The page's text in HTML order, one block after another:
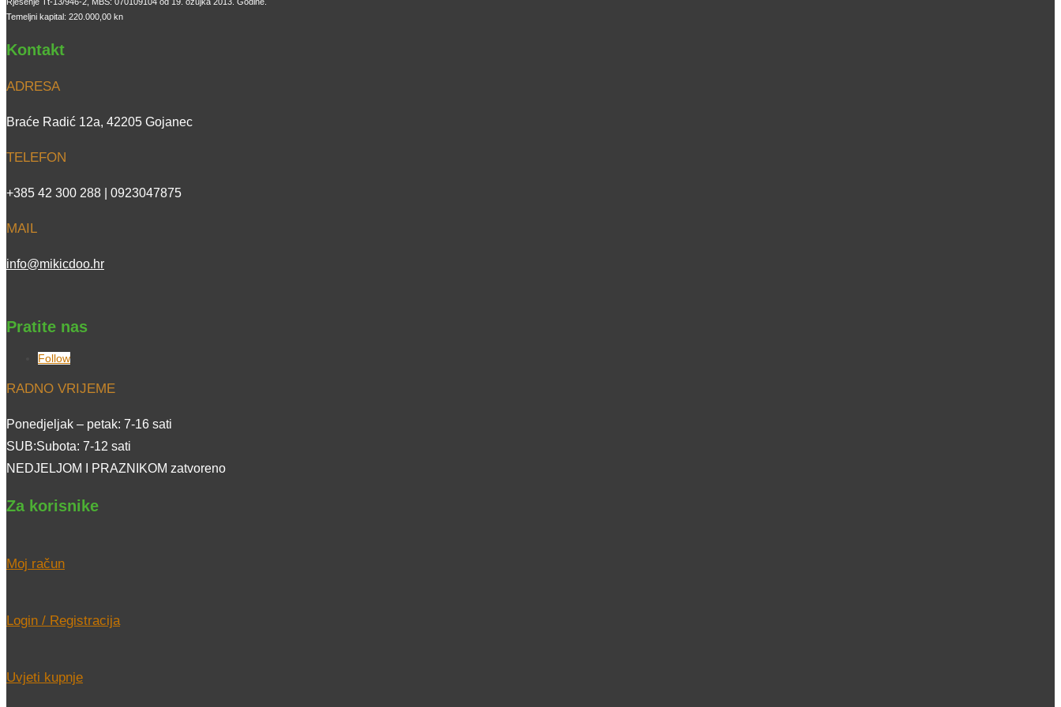
Temeljni kapital: 220.000,00 kn
Kontakt
ADRESA
Braće Radić 12a, 42205 Gojanec
TELEFON
+385 42 300 288 | 0923047875
MAIL
info@mikicdoo.hr
Pratite nas
Follow
RADNO VRIJEME
Ponedjeljak – petak: 7-16 sati
SUB:Subota: 7-12 sati
NEDJELJOM I PRAZNIKOM zatvoreno
Za korisnike
Moj račun
Login / Registracija
Uvjeti kupnje